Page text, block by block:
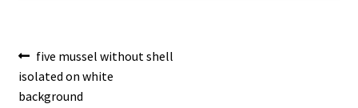
Navegación
de
Anterior:
five mussel without shell
isolated on white
background